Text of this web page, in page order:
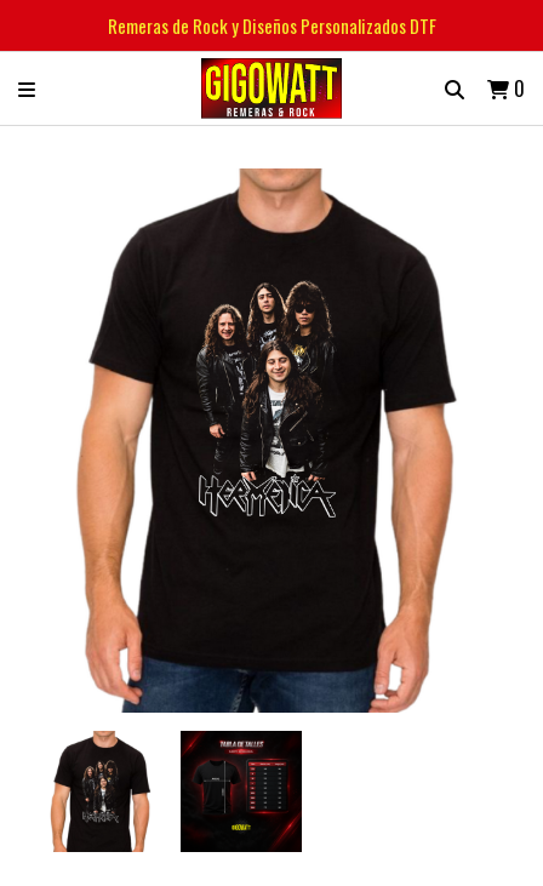
Remeras de Rock y Diseños Personalizados DTF
0